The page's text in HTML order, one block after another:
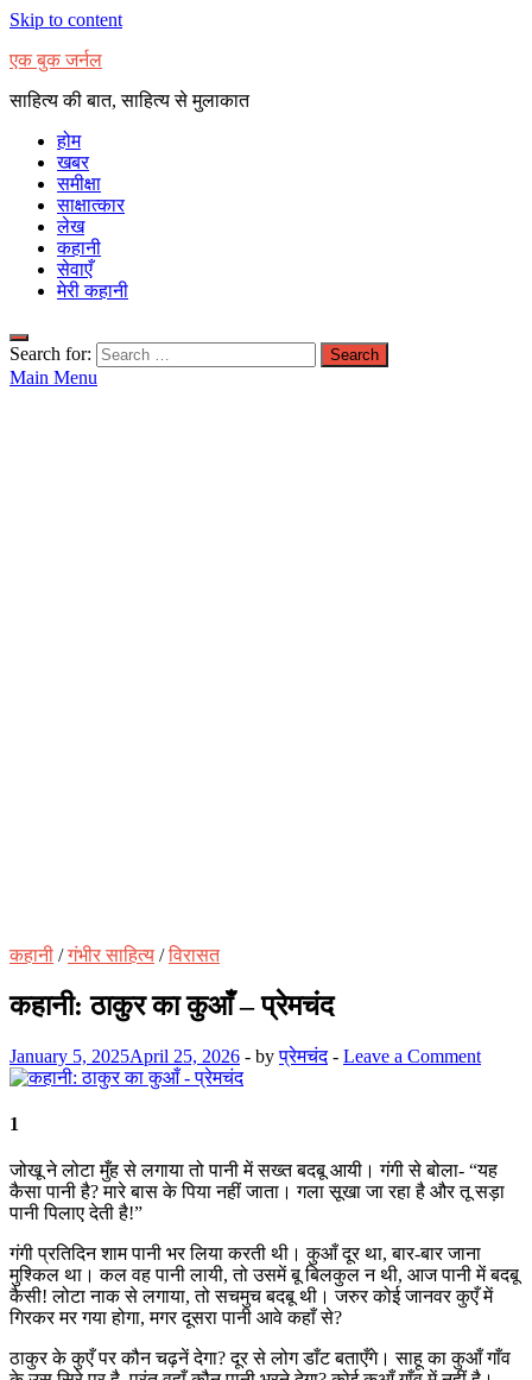
Skip to content
एक बुक जर्नल
साहित्य की बात, साहित्य से मुलाकात
होम
खबर
समीक्षा
साक्षात्कार
लेख
कहानी
सेवाएँ
मेरी कहानी
Search for:
Main Menu
कहानी /गंभीर साहित्य /विरासत
कहानी: ठाकुर का कुआँ – प्रेमचंद
January 5, 2025April 25, 2026 - byप्रेमचंद- Leave a Comment
1
जोखू ने लोटा मुँह से लगाया तो पानी में सख्त बदबू आयी। गंगी से बोला- “यह
कैसा पानी है? मारे बास के पिया नहीं जाता। गला सूखा जा रहा है और तू सड़ा
पानी पिलाए देती है!”
गंगी प्रतिदिन शाम पानी भर लिया करती थी। कुआँ दूर था, बार-बार जाना
मुश्किल था। कल वह पानी लायी, तो उसमें बू बिलकुल न थी, आज पानी में बदबू
कैसी! लोटा नाक से लगाया, तो सचमुच बदबू थी। जरुर कोई जानवर कुएँ में
गिरकर मर गया होगा, मगर दूसरा पानी आवे कहाँ से?
ठाकुर के कुएँ पर कौन चढ़नें देगा? दूर से लोग डाँट बताएँगे। साहू का कुआँ गाँव